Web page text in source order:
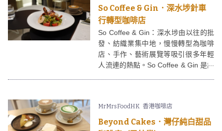
迎。咖啡同樣是 OMA Speciality
Coffee 的主打，客人可以自選咖啡豆
及沖製方法例如虹吸、機沖、冰滴
等。
So Coffee & Gin．深水埗針車
行轉型咖啡店
So Coffee & Gin：深水埗由以往的批
發、紡織業集中地，慢慢轉型為咖啡
店、手作、藝術展覽等吸引很多年輕
人流連的熱點。So Coffee & Gin 是該
有一番風味。
MrMrsFoodHK 香港咖啡店
Beyond Cakes．灣仔純白甜品